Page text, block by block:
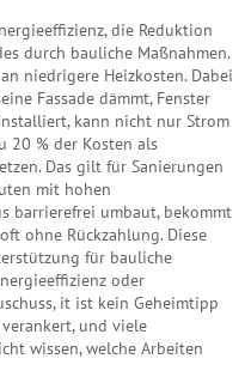
,die Reduktion
durch bauliche Maßnahmen.
niedrigere Heizkosten. Dabei
Fassade dämmt, Fenster
kann nicht nur Strom
20 % der Kosten als
Das gilt für Sanierungen
mit hohen
barrierefrei umbaut, bekommt
ohne Rückzahlung. Diese
für bauliche
oder
, it ist kein Geheimtipp
und viele
wissen, welche Arbeiten